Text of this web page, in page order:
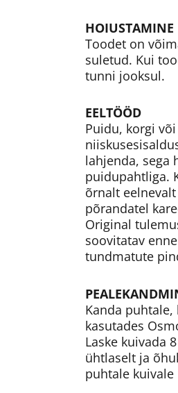
HOIUSTAMINE
Toodet on
suletud. Kui
tunni jooksul.
EELTÖÖD
Puidu, korgi
lahjenda, sega
puidupahtliga.
õrnalt
põrandatel
Original
soovitatav
tundmatute
Kanda
kasutades
Laske kuivada
ühtlaselt ja
puhtale kuivale